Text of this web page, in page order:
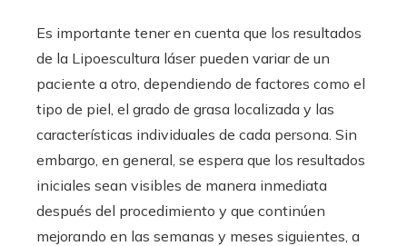
Es importante tener en cuenta que los resultados
de la Lipoescultura láser pueden variar de un
paciente a otro, dependiendo de factores como el
tipo de piel, el grado de grasa localizada y las
características individuales de cada persona. Sin
embargo, en general, se espera que los resultados
iniciales sean visibles de manera inmediata
después del procedimiento y que continúen
mejorando en las semanas y meses siguientes, a